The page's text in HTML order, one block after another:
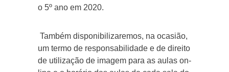
o 5º ano em 2020.
Também disponibilizaremos, na ocasião,
um termo de responsabilidade e de direito
de utilização de imagem para as aulas on-